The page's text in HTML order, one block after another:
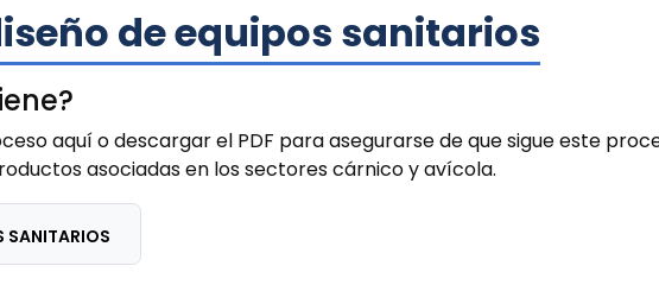
de equipos sanitarios
aquí o descargar el PDF para asegurarse de que sigue este
asociadas en los sectores cárnico y avícola.
SANITARIOS